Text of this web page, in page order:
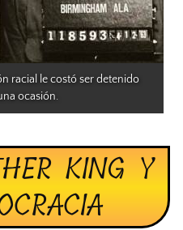
racial le costó ser detenido
ocasión.
KING Y